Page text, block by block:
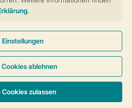
Banner
Barrierefreiheit
GreenParks GmbH